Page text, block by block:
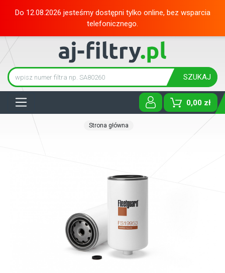
Do 12.08.2026 jesteśmy dostępni tylko online, bez wsparcia
telefonicznego.
SZUKAJ
0,00 zł
Strona główna